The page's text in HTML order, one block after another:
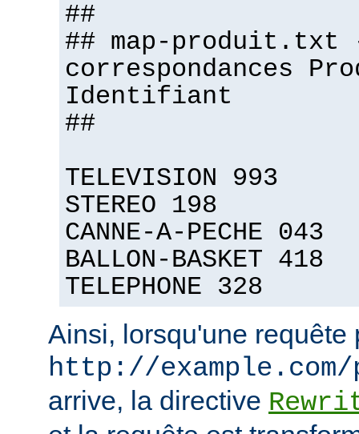
##
## map-
correspondances
Identifiant
##
TELEVISION 993
STEREO 198
CANNE-A-PECHE 043
BALLON-BASKET 418
TELEPHONE 328
Ainsi, lorsqu'une requête
http://example.com/
arrive, la directive